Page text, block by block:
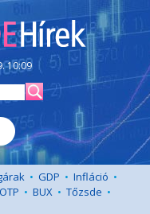
10:09
• GDP • Infláció •
OTP • BUX • Tőzsde •